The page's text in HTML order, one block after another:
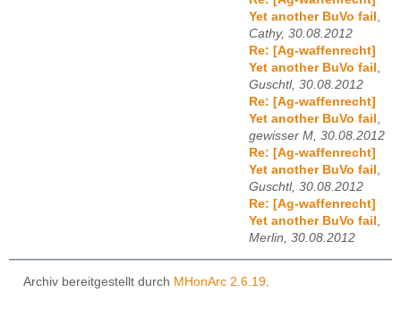
Yet another BuVo fail ,
Cathy, 30.08.2012
Re: [Ag-waffenrecht]
Yet another BuVo fail ,
Guschtl, 30.08.2012
Re: [Ag-waffenrecht]
Yet another BuVo fail ,
gewisser M, 30.08.2012
Re: [Ag-waffenrecht]
Yet another BuVo fail ,
Guschtl, 30.08.2012
Re: [Ag-waffenrecht]
Yet another BuVo fail ,
Merlin, 30.08.2012
Archiv bereitgestellt durch MHonArc 2.6.19.